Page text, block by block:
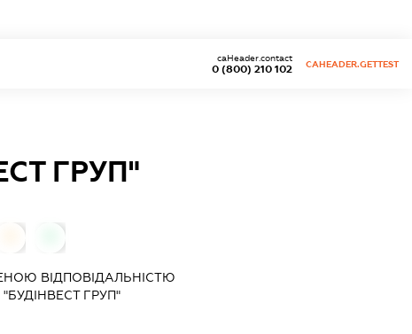
0 (800) 210 102
caHeader.contact
CAHEADER.GETTEST
ГРУП"
ВІДПОВІДАЛЬНІСТЮ
ГРУП"